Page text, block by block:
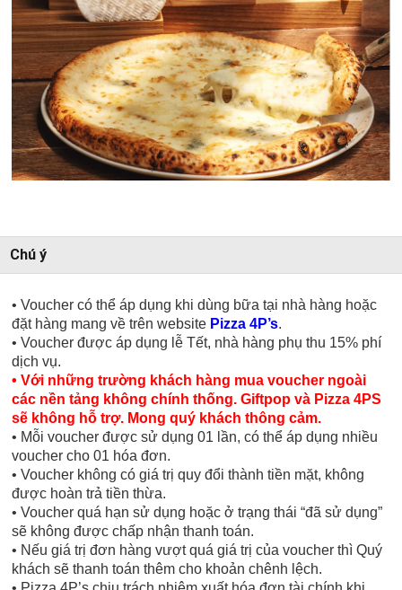
Chú ý
• Voucher có thể áp dụng khi dùng bữa tại nhà hàng hoặc
đặt hàng mang về trên website Pizza 4P’s.
• Voucher được áp dụng lễ Tết, nhà hàng phụ thu 15% phí
dịch vụ.
• Với những trường khách hàng mua voucher ngoài
các nền tảng không chính thống. Giftpop và Pizza 4PS
sẽ không hỗ trợ. Mong quý khách thông cảm.
• Mỗi voucher được sử dụng 01 lần, có thể áp dụng nhiều
voucher cho 01 hóa đơn.
• Voucher không có giá trị quy đổi thành tiền mặt, không
được hoàn trả tiền thừa.
• Voucher quá hạn sử dụng hoặc ở trạng thái “đã sử dụng”
sẽ không được chấp nhận thanh toán.
• Nếu giá trị đơn hàng vượt quá giá trị của voucher thì Quý
khách sẽ thanh toán thêm cho khoản chênh lệch.